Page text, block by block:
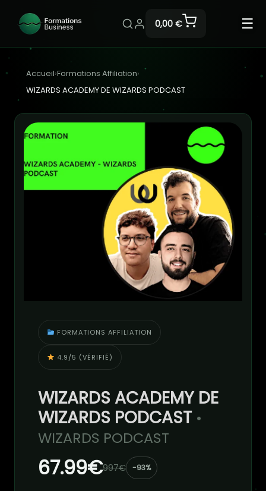
0,00 € ☰
Accueil›Formations Affiliation›
WIZARDS ACADEMY DE WIZARDS PODCAST
FORMATIONS AFFILIATION
4.9/5 (VÉRIFIÉ)
WIZARDS ACADEMY DE
WIZARDS PODCAST •
WIZARDS PODCAST
67.99€997€ -93%